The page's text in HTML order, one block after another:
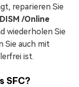
reparieren Sie
DISM /Online
wiederholen Sie
Sie auch mit
ist.
SFC?